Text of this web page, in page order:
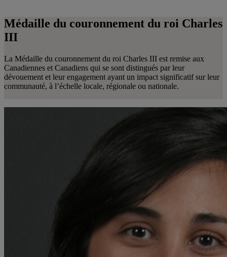
Médaille du couronnement du roi Charles
III
La Médaille du couronnement du roi Charles III est remise aux
Canadiennes et Canadiens qui se sont distingués par leur
dévouement et leur engagement ayant un impact significatif sur leur
communauté, à l’échelle locale, régionale ou nationale.